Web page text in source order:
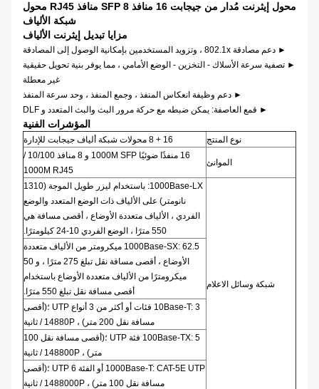
محول إيثرنت مُدار من جيجابت 16 منافذ SFP 8 منافذ RJ45 محول
شبكة الألياف
مزايا تبديل إيثرنت الألياف
► دعم مصادقة 802.1x ، وتزويد المستخدمين بإمكانية الوصول إلى المصادقة
► تصفية سرعة الأسلاك - التخزين - الوضع الأمامي ، مما يوفر بنية تحويل حقيقية
غير معطلة
► دعم وظيفة انعكاس المنفذ ، وجمع المنفذ ، وحد سرعة المنفذ
► قمع العاصفة: يمكن ضبطه مع حركة مرور البث والبث المتعدد و DLF
المؤشرات الفنية
نوع المنتج 16 + 8 محولات شبكة ألياف جيجابت للإدارة
الموانئ
16 منفذًا ضوئيًا 1000M SFP و 8 منافذ 10/100 /
1000M RJ45
شبكة وسائل الاعلام
1000Base-LX: باستخدام ليزر طويل الموجة (1310
نانومتر) على الألياف ذات الوضع المتعدد والوضع
الفردي ، الألياف متعددة الأوضاع ، أقصى مسافة هي
550 مترًا ، الوضع الفردي 10-24 كيلومترًا.
1000Base-SX: 62.5 ميكرومتر من الألياف متعددة
الأوضاع ، أقصى مسافة نقل تبلغ 275 مترًا ، و 50
ميكرومترًا من الألياف متعددة الأوضاع باستخدام
أقصى مسافة نقل تبلغ 550 مترًا.
10Base-T: 3 فئات أو أكثر من 3 أنواع UTP ؛(أقصى
مسافة نقل 200 متر) ، 14880P / ثانية
100Base-TX: 5 فئة UTP ؛(أقصى مسافة نقل 100
متر) ، 148800P / ثانية
1000Base-T: CAT-5E UTP أو الفئة 6 UTP ؛(أقصى
مسافة نقل 100 متر) ، 1488000P / ثانية